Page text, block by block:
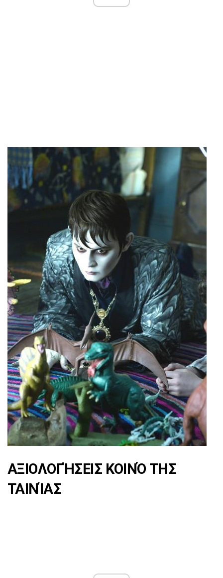
ΑΞΙΟΛΟΓΉΣΕΙΣ ΚΟΙΝΌ ΤΗΣ
ΤΑΙΝΊΑΣ